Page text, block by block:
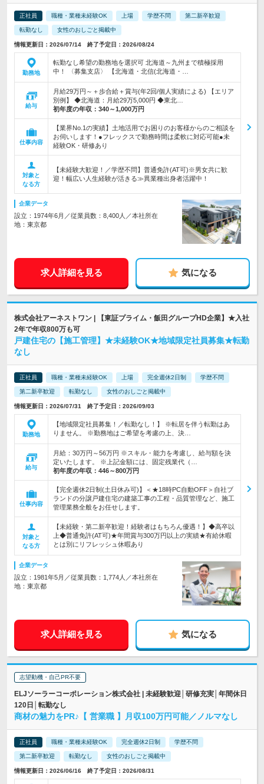
正社員 職種・業種未経験OK 上場 学歴不問 第二新卒歓迎
転勤なし 女性のおしごと掲載中
情報更新日：2026/07/14 終了予定日：2026/08/24
勤務地
転勤なし希望の勤務地を選択可 北海道～九州まで積極採用
中！ 〈募集支店〉 【北海道・北信(北海道・…
給与
月給29万円～＋歩合給＋賞与(年2回/個人実績による) 【エリア
別例】 ◆北海道：月給29万5,000円 ◆東北…
初年度の年収： 340～1,000万円
仕事内容
【業界No.1の実績】土地活用でお困りのお客様からのご相談を
お伺いします！●フレックスで勤務時間は柔軟に対応可能●未
経験OK・研修あり
対象と
なる方
【未経験大歓迎！／学歴不問】普通免許(AT可)※男女共に歓
迎！幅広い人生経験が活きる≫異業種出身者活躍中！
企業データ
設立：1974年6月／従業員数：8,400人／本社所在
地：東京都
求人詳細を見る 気になる
株式会社アーネストワン | 【東証プライム・飯田グループHD企業】★入社
2年で年収800万も可
戸建住宅の【施工管理】★未経験OK★地域限定社員募集★転勤
なし
正社員 職種・業種未経験OK 上場 完全週休2日制 学歴不問
第二新卒歓迎 転勤なし 女性のおしごと掲載中
情報更新日：2026/07/31 終了予定日：2026/09/03
勤務地
【地域限定社員募集！／転勤なし！】 ※転居を伴う転勤はあ
りません。 ※勤務地はご希望を考慮の上、決…
給与
月給：30万円～56万円 ※スキル・能力を考慮し、給与額を決
定いたします。 ※上記金額には、固定残業代（…
初年度の年収： 446～800万円
仕事内容
【完全週休2日制(土日休み可)】＜★18時PC自動OFF＞自社ブ
ランドの分譲戸建住宅の建築工事の工程・品質管理など、施工
管理業務全般をお任せします。
対象と
なる方
【未経験・第二新卒歓迎！経験者はもちろん優遇！】◆高卒以
上◆普通免許(AT可)★年間賞与300万円以上の実績★有給休暇
とは別にリフレッシュ休暇あり
企業データ
設立：1981年5月／従業員数：1,774人／本社所在
地：東京都
求人詳細を見る 気になる
志望動機・自己PR不要
ELJソーラーコーポレーション株式会社 | 未経験歓迎│研修充実│年間休日
120日│転勤なし
商材の魅力をPR♪【 営業職 】月収100万円可能／ノルマなし
正社員 職種・業種未経験OK 完全週休2日制 学歴不問
第二新卒歓迎 転勤なし 女性のおしごと掲載中
情報更新日：2026/06/16 終了予定日：2026/08/31